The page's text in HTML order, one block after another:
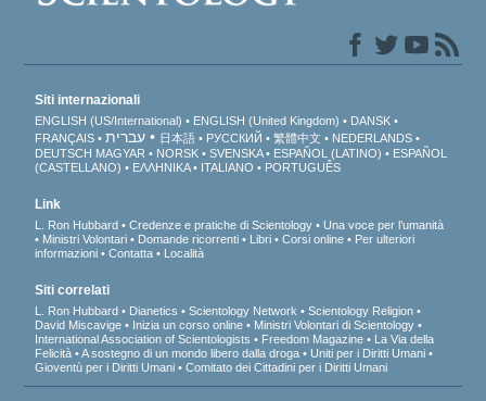
Siti internazionali
ENGLISH (US/International) ENGLISH (United Kingdom)
DANSK
FRANÇAIS
עברית 日本語 РУССКИЙ 繁體中文
NEDERLANDS
DEUTSCH MAGYAR NORSK SVENSKA ESPAÑOL (LATINO)
ESPAÑOL
(CASTELLANO)
ΕΛΛΗΝΙΚA ITALIANO PORTUGUÊS
Link
L. Ron Hubbard Credenze e pratiche di Scientology
Una voce per l’umanità
Ministri Volontari
Domande ricorrenti Libri Corsi online
Per ulteriori
informazioni
Contatta Località
Siti correlati
L. Ron Hubbard Dianetics Scientology Network
Scientology Religion
David Miscavige
Inizia un corso online
Ministri Volontari di Scientology
International Association of Scientologists
Freedom Magazine
La Via della
Felicità
A sostegno di un mondo libero dalla droga
Uniti per i Diritti Umani
Gioventù per i Diritti Umani
Comitato dei Cittadini per i Diritti Umani